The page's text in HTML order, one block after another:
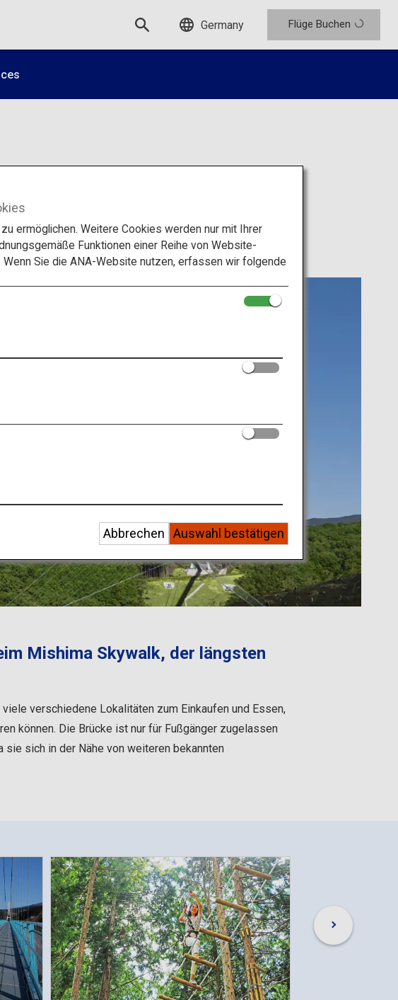
Germany Flüge Buchen
Mishima Skywalk, der längsten
verschiedene Lokalitäten zum Einkaufen und Essen,
können. Die Brücke ist nur für Fußgänger zugelassen
sich in der Nähe von weiteren bekannten
ermöglichen. Weitere Cookies werden nur mit Ihrer
Funktionen einer Reihe von Website-
. Wenn Sie die ANA-Website nutzen, erfassen wir folgende
Auswahl bestätigen
Abbrechen